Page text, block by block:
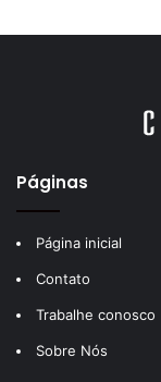
Páginas
Página inicial
Contato
Trabalhe conosco
Sobre Nós